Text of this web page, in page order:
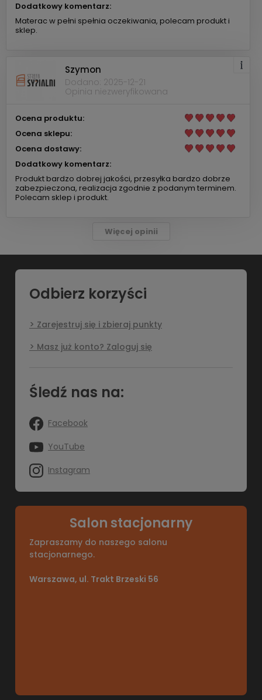
Dodatkowy komentarz:
Materac w pełni spełnia oczekiwania, polecam produkt i
sklep.
Szymon
Dodano: 2025-12-21
Opinia niezweryfikowana
Ocena produktu:
Ocena sklepu:
Ocena dostawy:
Dodatkowy komentarz:
Produkt bardzo dobrej jakości, przesyłka bardzo dobrze
zabezpieczona, realizacja zgodnie z podanym terminem.
Polecam sklep i produkt.
Więcej opinii
Odbierz korzyści
Zarejestruj się i zbieraj punkty
Masz już konto? Zaloguj się
Śledź nas na:
Facebook
YouTube
Instagram
Salon stacjonarny
Zapraszamy do naszego salonu
stacjonarnego.
Warszawa, ul. Trakt Brzeski 56